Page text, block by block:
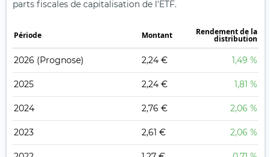
parts fiscales de capitalisation de l'ETF.
Période Montant Rendement de la
distribution
2026 (Prognose) 2,24 € 1,49 %
2025 2,24 € 1,81 %
2024 2,76 € 2,06 %
2023 2,61 € 2,06 %